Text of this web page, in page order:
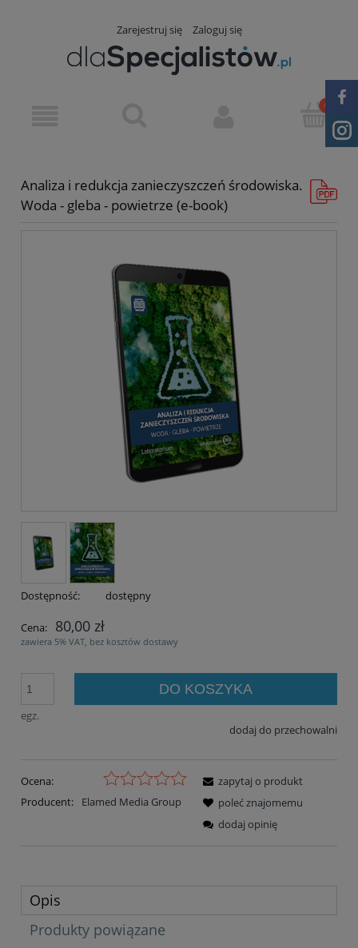
Zarejestruj się Zaloguj się
Analiza i redukcja zanieczyszczeń środowiska.
Woda - gleba - powietrze (e-book)
Dostępność: dostępny
Cena: 80,00 zł
zawiera 5% VAT, bez kosztów dostawy
egz.
DO KOSZYKA
dodaj do przechowalni
Ocena:
Producent:
Elamed Media Group
zapytaj o produkt
poleć znajomemu
dodaj opinię
Opis
Produkty powiązane